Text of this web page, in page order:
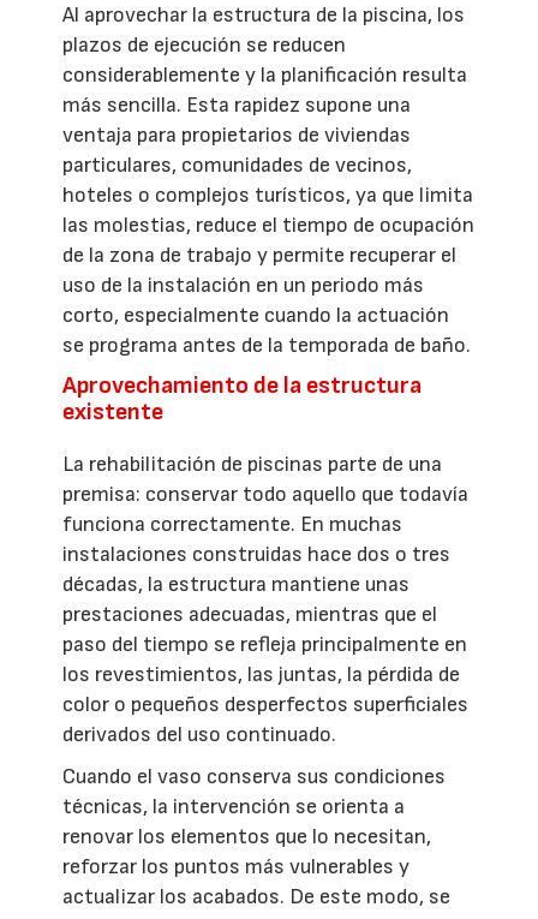
Al aprovechar la estructura de la piscina, los
plazos de ejecución se reducen
considerablemente y la planificación resulta
más sencilla. Esta rapidez supone una
ventaja para propietarios de viviendas
particulares, comunidades de vecinos,
hoteles o complejos turísticos, ya que limita
las molestias, reduce el tiempo de ocupación
de la zona de trabajo y permite recuperar el
uso de la instalación en un periodo más
corto, especialmente cuando la actuación
se programa antes de la temporada de baño.
Aprovechamiento de la estructura
existente
La rehabilitación de piscinas parte de una
premisa: conservar todo aquello que todavía
funciona correctamente. En muchas
instalaciones construidas hace dos o tres
décadas, la estructura mantiene unas
prestaciones adecuadas, mientras que el
paso del tiempo se refleja principalmente en
los revestimientos, las juntas, la pérdida de
color o pequeños desperfectos superficiales
derivados del uso continuado.
Cuando el vaso conserva sus condiciones
técnicas, la intervención se orienta a
renovar los elementos que lo necesitan,
reforzar los puntos más vulnerables y
actualizar los acabados. De este modo, se